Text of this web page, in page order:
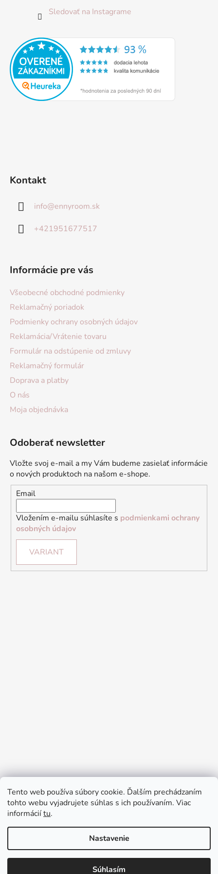
Tento web používa súbory cookie. Ďalším prechádzaním
tohto webu vyjadrujete súhlas s ich používaním. Viac
informáciítu.
Nastavenie
Súhlasím
Sledovať na Instagrame
Kontakt
info@ennyroom.sk
+421951677517
Informácie pre vás
Všeobecné obchodné podmienky
Reklamačný poriadok
Podmienky ochrany osobných údajov
Reklamácia/Vrátenie tovaru
Formulár na odstúpenie od zmluvy
Reklamačný formulár
Doprava a platby
O nás
Moja objednávka
Odoberať newsletter
Vložte svoj e-mail a my Vám budeme zasielať informácie
o nových produktoch na našom e-shope.
Email
Vložením e-mailu súhlasíte s podmienkami ochrany
osobných údajov
VARIANT
Prijímame online platby